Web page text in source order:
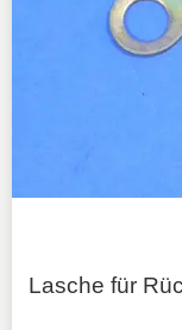
Lasche für